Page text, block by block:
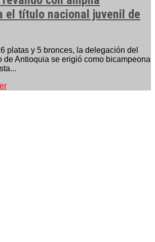
el título nacional juvenil de
platas y 5 bronces, la delegación del
de Antioquia se erigió como bicampeona